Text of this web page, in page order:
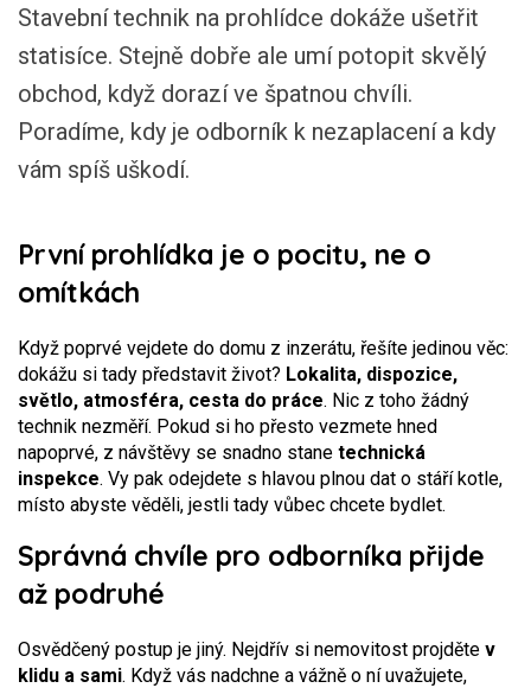
Stavební technik na prohlídce dokáže ušetřit
statisíce. Stejně dobře ale umí potopit skvělý
obchod, když dorazí ve špatnou chvíli.
Poradíme, kdy je odborník k nezaplacení a kdy
vám spíš uškodí.
První prohlídka je o pocitu, ne o
omítkách
Když poprvé vejdete do domu z inzerátu, řešíte jedinou věc:
dokážu si tady představit život? Lokalita, dispozice,
světlo, atmosféra, cesta do práce. Nic z toho žádný
technik nezměří. Pokud si ho přesto vezmete hned
napoprvé, z návštěvy se snadno stane technická
inspekce. Vy pak odejdete s hlavou plnou dat o stáří kotle,
místo abyste věděli, jestli tady vůbec chcete bydlet.
Správná chvíle pro odborníka přijde
až podruhé
Osvědčený postup je jiný. Nejdřív si nemovitost projděte v
klidu a sami. Když vás nadchne a vážně o ní uvažujete,